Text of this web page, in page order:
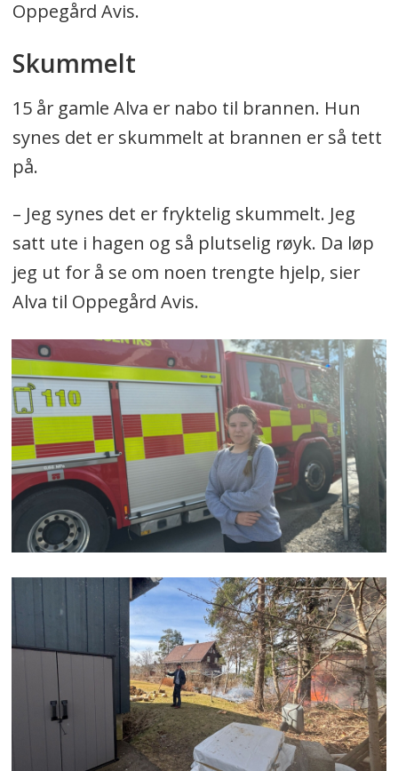
Oppegård Avis.
Skummelt
15 år gamle Alva er nabo til brannen. Hun
synes det er skummelt at brannen er så tett
på.
– Jeg synes det er fryktelig skummelt. Jeg
satt ute i hagen og så plutselig røyk. Da løp
jeg ut for å se om noen trengte hjelp, sier
Alva til Oppegård Avis.